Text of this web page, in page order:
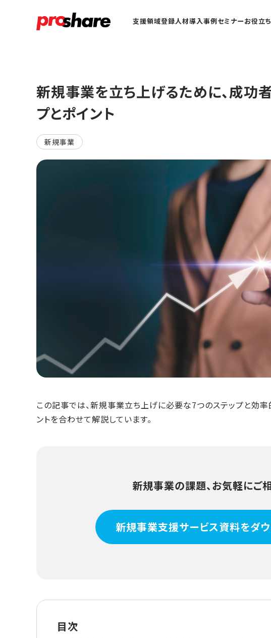
支援領域登録人材導入事例セミナーお役立
新規事業を立ち上げるために、成功
プとポイント
新規事業
この記事では、新規事業立ち上げに必要な7つのステップと効
ントを合わせて解説しています。
新規事業の課題、お気軽にご
新規事業支援サービス資料をダ
目次